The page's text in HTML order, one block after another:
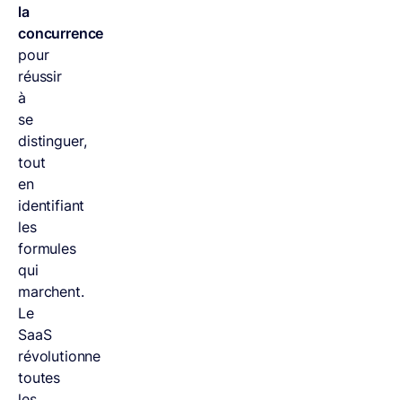
la
concurrence
pour
réussir
à
se
distinguer,
tout
en
identifiant
les
formules
qui
marchent.
Le
SaaS
révolutionne
toutes